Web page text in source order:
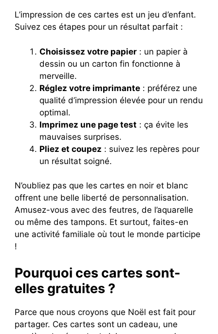
L’impression de ces cartes est un jeu d’enfant.
Suivez ces étapes pour un résultat parfait :
Choisissez votre papier : un papier à
dessin ou un carton fin fonctionne à
merveille.
Réglez votre imprimante : préférez une
qualité d’impression élevée pour un rendu
optimal.
Imprimez une page test : ça évite les
mauvaises surprises.
Pliez et coupez : suivez les repères pour
un résultat soigné.
N’oubliez pas que les cartes en noir et blanc
offrent une belle liberté de personnalisation.
Amusez-vous avec des feutres, de l’aquarelle
ou même des tampons. Et surtout, faites-en
une activité familiale où tout le monde participe
!
Pourquoi ces cartes sont-
elles gratuites ?
Parce que nous croyons que Noël est fait pour
partager. Ces cartes sont un cadeau, une